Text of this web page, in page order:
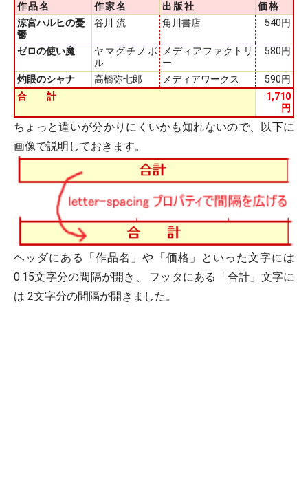
作品名 作家名 出版社 価格
合計
1,710
円
涼宮ハルヒの憂
鬱
谷川 流 角川書店 540円
ゼロの使い魔
ヤマグチノボ
ル
メディアファクトリ
ー
580円
灼眼のシャナ 高橋弥七郎 メディアワークス 590円
ちょっと違いが分かりにくいかも知れないので、以下に
画像で説明しておきます。
ヘッダにある「作品名」や「価格」といった文字には
0.15文字分の間隔が開き、 フッタにある「合計」文字に
は 2文字分の間隔が開きました。